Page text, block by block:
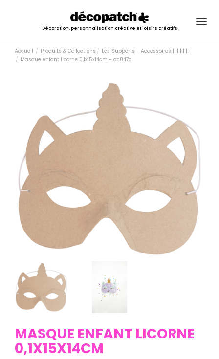
Décoration, personnalisation créative et loisirs créatifs
Accueil Produits & Collections
Les Supports - Accessoires||||||||||||
Masque enfant licorne 0,1x15x14cm - ac847c
MASQUE ENFANT LICORNE
0,1X15X14CM